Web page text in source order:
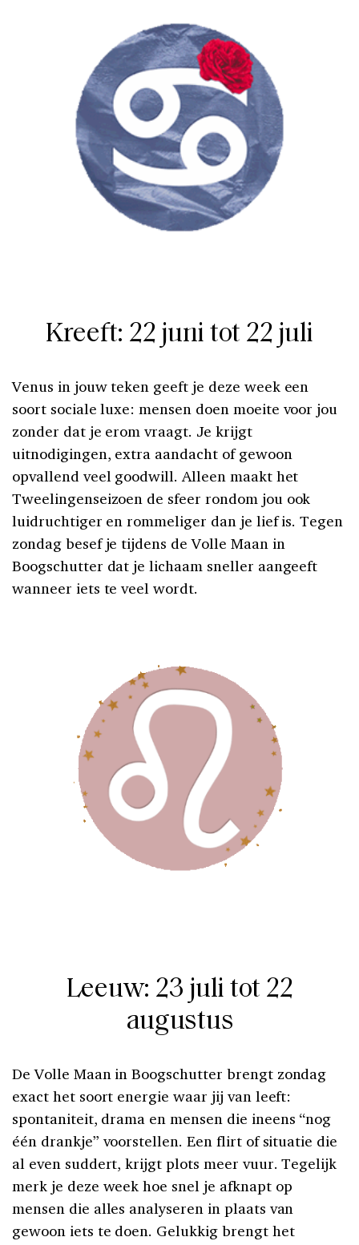
Kreeft: 22 juni tot 22 juli
Venus in jouw teken geeft je deze week een
soort sociale luxe: mensen doen moeite voor jou
zonder dat je erom vraagt. Je krijgt
uitnodigingen, extra aandacht of gewoon
opvallend veel goodwill. Alleen maakt het
Tweelingenseizoen de sfeer rondom jou ook
luidruchtiger en rommeliger dan je lief is. Tegen
zondag besef je tijdens de Volle Maan in
Boogschutter dat je lichaam sneller aangeeft
wanneer iets te veel wordt.
Leeuw: 23 juli tot 22
augustus
De Volle Maan in Boogschutter brengt zondag
exact het soort energie waar jij van leeft:
spontaniteit, drama en mensen die ineens “nog
één drankje” voorstellen. Een flirt of situatie die
al even suddert, krijgt plots meer vuur. Tegelijk
merk je deze week hoe snel je afknapt op
mensen die alles analyseren in plaats van
gewoon iets te doen. Gelukkig brengt het